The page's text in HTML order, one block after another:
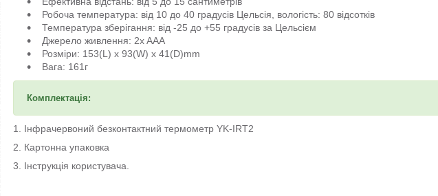
Робоча температура: від 10 до 40 градусів Цельсія, вологість: 80 відсотків
Температура зберігання: від -25 до +55 градусів за Цельсієм
Джерело живлення: 2x AAA
Розміри: 153(L) x 93(W) x 41(D)mm
Вага: 161г
Комплектація:
1. Інфрачервоний безконтактний термометр YK-IRT2
2. Картонна упаковка
3. Інструкція користувача.